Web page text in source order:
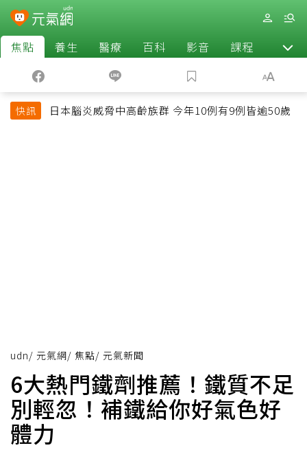
焦點 養生 醫療 百科 影音 課程 退休
快訊 日本腦炎威脅中高齡族群 今年10例有9例皆逾50歲
udn/ 元氣網/ 焦點/ 元氣新聞
6大熱門鐵劑推薦！鐵質不足
別輕忽！補鐵給你好氣色好
體力